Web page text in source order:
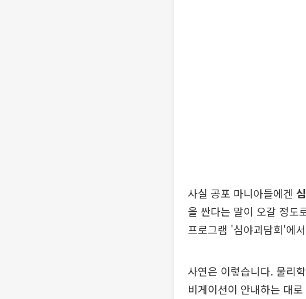
사실 공포 마니아들에겐
을 싼다는 말이 오갈 정도
프로그램 '심야괴담회'에
사연은 이렇습니다. 물리
비게이션이 안내하는 대